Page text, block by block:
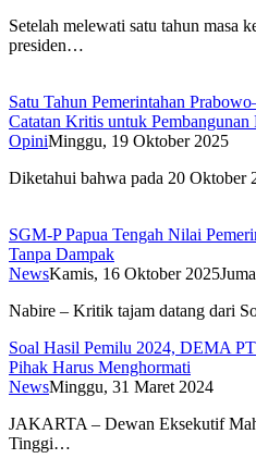
Setelah melewati satu tahun masa
presiden…
Satu Tahun Pemerintahan
Catatan Kritis untuk Pembangunan
OpiniMinggu, 19 Oktober 2025
Diketahui bahwa pada 20 Oktober
SGM-P Papua Tengah Nilai
Tanpa Dampak
NewsKamis, 16 Oktober 2025
Nabire – Kritik tajam datang dari
Soal Hasil Pemilu 2024, DEMA
Pihak Harus Menghormati
NewsMinggu, 31 Maret 2024
JAKARTA – Dewan Eksekutif
Tinggi…